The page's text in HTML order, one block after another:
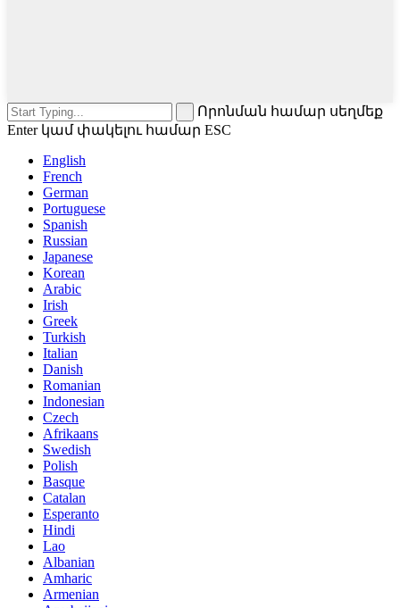
Որոնման համար սեղմեք
Enter կամ փակելու համար ESC
English
French
German
Portuguese
Spanish
Russian
Japanese
Korean
Arabic
Irish
Greek
Turkish
Italian
Danish
Romanian
Indonesian
Czech
Afrikaans
Swedish
Polish
Basque
Catalan
Esperanto
Hindi
Lao
Albanian
Amharic
Armenian